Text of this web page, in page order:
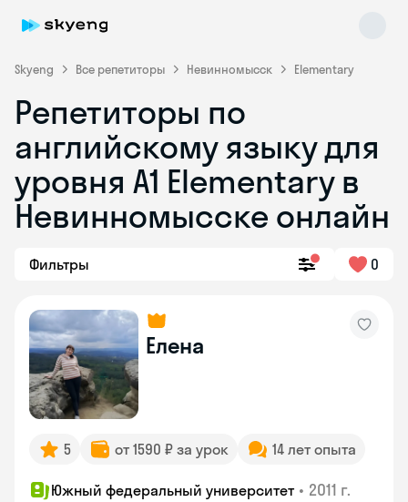
Skyeng Все репетиторы Невинномысск Elementary
Репетиторы по
английскому языку для
уровня A1 Elementary в
Невинномысске онлайн
Фильтры 0
Елена
5 от 1590 ₽ за урок 14 лет опыта
Южный федеральный университет • 2011 г.